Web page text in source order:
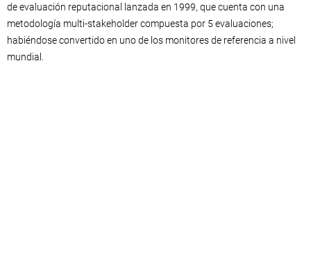
de evaluación reputacional lanzada en 1999, que cuenta con una
metodología multi-stakeholder compuesta por 5 evaluaciones;
habiéndose convertido en uno de los monitores de referencia a nivel
mundial.